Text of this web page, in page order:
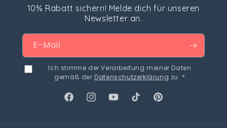
10% Rabatt sichern! Melde dich für unseren
Newsletter an.
E-Mail
Ich stimme der Verarbeitung meiner Daten
gemäß der Datenschutzerklärung zu. *
FacebookInstagramYouTubeTikTok Pinterest